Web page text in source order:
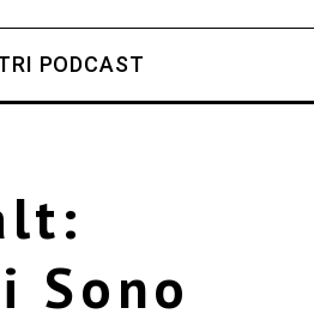
PODCAST
Sono